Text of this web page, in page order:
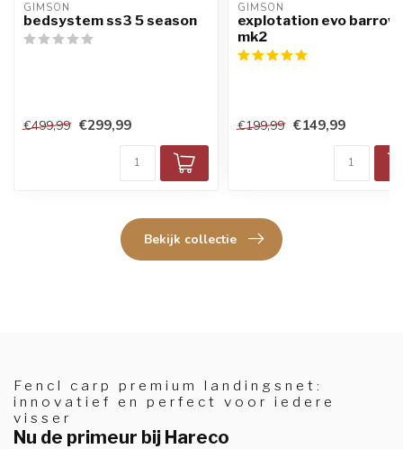
GIMSON
bedsystem ss3 5 season
€499,99 €299,99
GIMSON
explotation evo barrow
mk2
€199,99 €149,99
Bekijk collectie
Fencl carp premium landingsnet:
innovatief en perfect voor iedere
visser
Nu de primeur bij Hareco